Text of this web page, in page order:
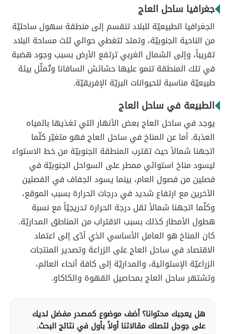
جغرافيا ساحل العاج
الجغرافيا الطبيعيّة للبلاد تنقسم إلى منطقة سهول ساحليّة
من الناحية الجنوبيّة، وتمتد لتغطي حوالي ثلث مساحة البلاد
تقريباً، وإلى الشمال الغربي ترتفع الأرض بسبب وجود هضبة
في تلك المنطقة تنمو عليها حشائش السافانا وتُمثّل بيئة
طبيعيّة مناسبة للحيوانات البريّة الإفريقيّة.
الطبيعة في ساحل العاج
يوجد في ساحل العاج بعض الأنهار التي تغذيها بالمياه
العذبة. أما عن المناخ في ساحل العاج فهو متغيّر كلّما
اتجهنا شمالاً حيث تقترب المنطقة الجنوبيّة من خط الاستواء
ليسود مناخ استوائي ممطر على السواحل الجنوبيّة في
فصلين من فصول العام، بينما يسود الجفاف في الفصلين
الآخرين مع ارتفاع شديد في درجات الحرارة بسبب الموقع،
وكلّما اتجهنا شمالاً تقل درجة الحرارة تدريجيّاً مع نسبة
هطول الأمطار كذلك بسبب الاقتراب من المناطق المداريّة.
كان المناخ هو العامل الأساسي الذي أدّى إلى اعتماد
الاقتصاد في ساحل العاج على الزراعة وتصدير المنتجات
الزراعيّة الإستوائية، والمداريّة إلى كافة أنحاء العالم،
وتشتهر ساحل العاج بمحاصيل القهوة والكاكاو.
هل يعجبك محتوانا؟ أضف موضوع كمصدر مفضل لديك
على جوجل لتصلك مقالاتنا أولاً بأول في نتائج البحث.